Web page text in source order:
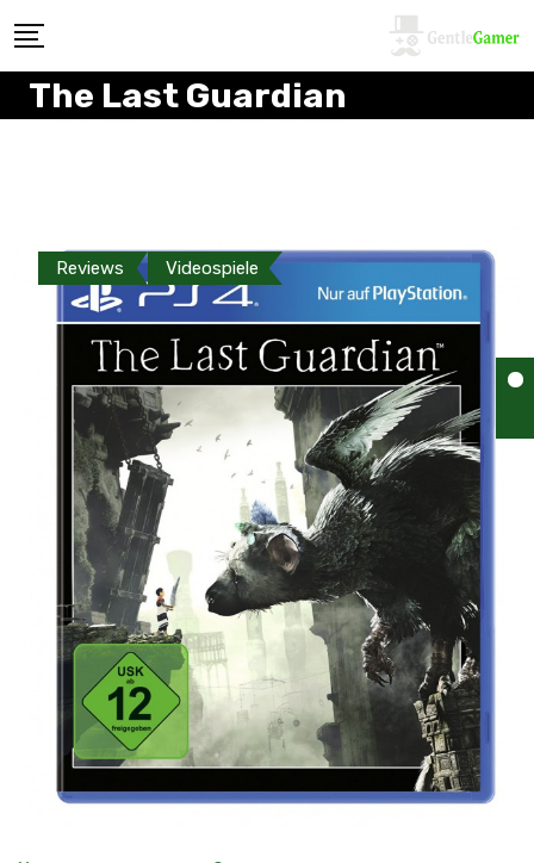
The Last Guardian
Reviews Videospiele